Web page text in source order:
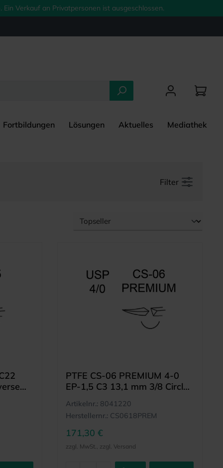
Verkauf an Privatpersonen ist ausgeschlossen.
Fortbildungen Lösungen Aktuelles Mediathek
Filter
PTFE CS-06 PREMIUM 4-0
EP-1,5 C3 13,1 mm 3/8 Circle
Artikelnr.: 8041220
Herstellernr.: CS0618PREM
171,30 €
zzgl. MwSt., zzgl. Versand